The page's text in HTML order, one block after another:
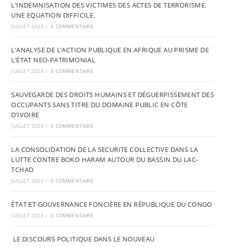
L’INDEMNISATION DES VICTIMES DES ACTES DE TERRORISME.
UNE EQUATION DIFFICILE.
JUILLET 2026 / 0 COMMENTAIRE
L’ANALYSE DE L’ACTION PUBLIQUE EN AFRIQUE AU PRISME DE
L’ÉTAT NEO-PATRIMONIAL
JUILLET 2026 / 0 COMMENTAIRE
SAUVEGARDE DES DROITS HUMAINS ET DÉGUERPISSEMENT DES
OCCUPANTS SANS TITRE DU DOMAINE PUBLIC EN CÔTE
D’IVOIRE
JUILLET 2026 / 0 COMMENTAIRE
LA CONSOLIDATION DE LA SECURITE COLLECTIVE DANS LA
LUTTE CONTRE BOKO HARAM AUTOUR DU BASSIN DU LAC-
TCHAD
JUILLET 2026 / 0 COMMENTAIRE
ÉTAT ET GOUVERNANCE FONCIÈRE EN RÉPUBLIQUE DU CONGO
JUILLET 2026 / 0 COMMENTAIRE
LE DISCOURS POLITIQUE DANS LE NOUVEAU